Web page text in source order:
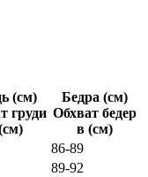
(см)
груди
Бедра (см)
Обхват бедер
в (см)
86-89
89-92